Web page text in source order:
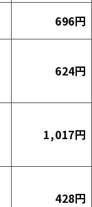
696円
624円
1,017円
428円